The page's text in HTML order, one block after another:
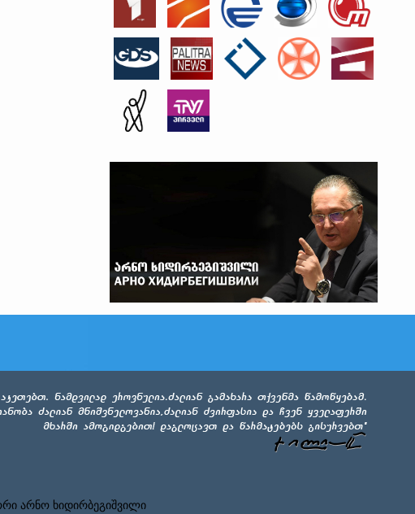
არნო ხიდირბეგიშვილი